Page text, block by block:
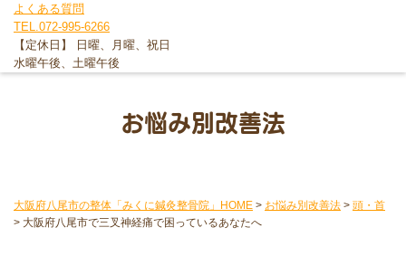
よくある質問
TEL.072-995-6266
【定休日】 日曜、月曜、祝日
水曜午後、土曜午後
お悩み別改善法
大阪府八尾市の整体「みくに鍼灸整骨院」HOME > お悩み別改善法 > 頭・首
> 大阪府八尾市で三叉神経痛で困っているあなたへ